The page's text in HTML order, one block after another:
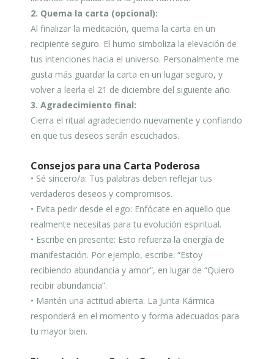
2. Quema la carta (opcional):
Al finalizar la meditación, quema la carta en un
recipiente seguro. El humo simboliza la elevación de
tus intenciones hacia el universo. Personalmente me
gusta más guardar la carta en un lugar seguro, y
volver a leerla el 21 de diciembre del siguiente año.
3. Agradecimiento final:
Cierra el ritual agradeciendo nuevamente y confiando
en que tus deseos serán escuchados.
Consejos para una Carta Poderosa
• Sé sincero/a: Tus palabras deben reflejar tus
verdaderos deseos y compromisos.
• Evita pedir desde el ego: Enfócate en aquello que
realmente necesitas para tu evolución espiritual.
• Escribe en presente: Esto refuerza la energía de
manifestación. Por ejemplo, escribe: “Estoy
recibiendo abundancia y amor”, en lugar de “Quiero
recibir abundancia”.
• Mantén una actitud abierta: La Junta Kármica
responderá en el momento y forma adecuados para
tu mayor bien.